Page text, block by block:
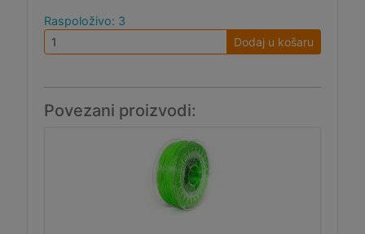
Raspoloživo: 3
Dodaj u košaru
Povezani proizvodi: